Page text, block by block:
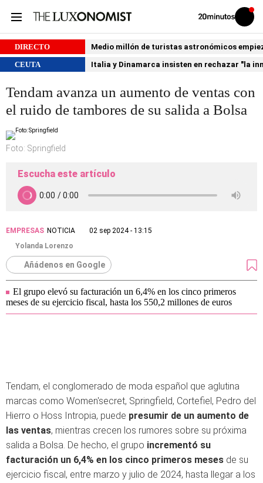
Volver
Iniciar
sesión
DIRECTO
Medio millón de turistas astronómicos
CEUTA
Italia y Dinamarca insisten en rechazar "la
Tendam avanza un aumento de ventas con
el ruido de tambores de su salida a Bolsa
Foto: Springfield
Escucha este artículo
EMPRESAS NOTICIA
02 sep 2024 - 13:15
Yolanda Lorenzo
Añádenos en Google
El grupo elevó su facturación un 6,4% en los cinco primeros
meses de su ejercicio fiscal, hasta los 550,2 millones de euros
Tendam, el conglomerado de moda español que aglutina
marcas como Women'secret, Springfield, Cortefiel, Pedro del
Hierro o Hoss Intropia, puede presumir de un aumento de
las ventas, mientras crecen los rumores sobre su próxima
salida a Bolsa. De hecho, el grupo incrementó su
facturación un 6,4% en los cinco primeros meses de su
ejercicio fiscal, entre marzo y julio de 2024, hasta llegar a los